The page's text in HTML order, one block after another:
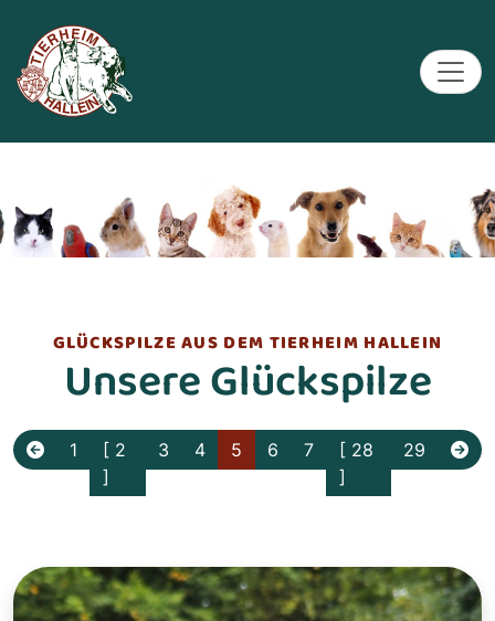
GLÜCKSPILZE AUS DEM TIERHEIM HALLEIN
Unsere Glückspilze
1
[ 2
]
3 4 5 6 7
[ 28
]
29